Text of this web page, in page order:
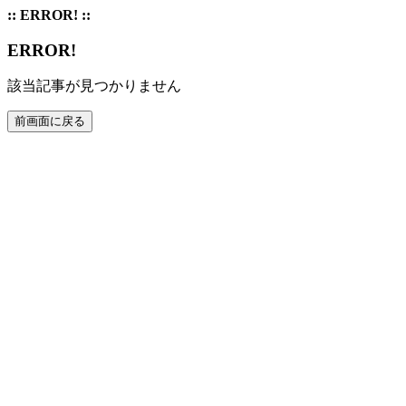
:: ERROR! ::
ERROR!
該当記事が見つかりません
前画面に戻る